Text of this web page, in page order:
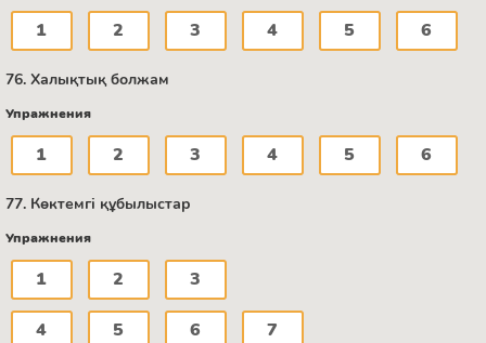
1 2 3 4 5 6
76. Халықтық болжам
Упражнения
1 2 3 4 5 6
77. Көктемгі құбылыстар
Упражнения
1 2 3
4 5 6 7